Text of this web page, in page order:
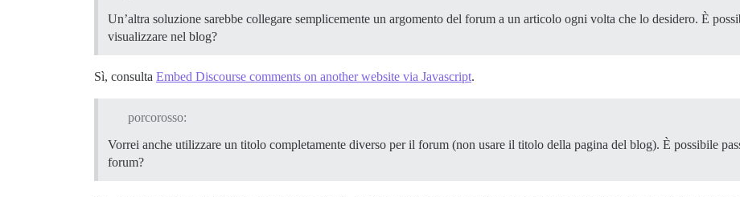
Un’altra soluzione sarebbe collegare semplicemente un argomento del forum a un articolo ogni volta che lo desidero. È
visualizzare nel blog?
Sì, consulta Embed Discourse comments on another website via Javascript.
porcorosso:
Vorrei anche utilizzare un titolo completamente diverso per il forum (non usare il titolo della pagina del blog). È possibile
forum?